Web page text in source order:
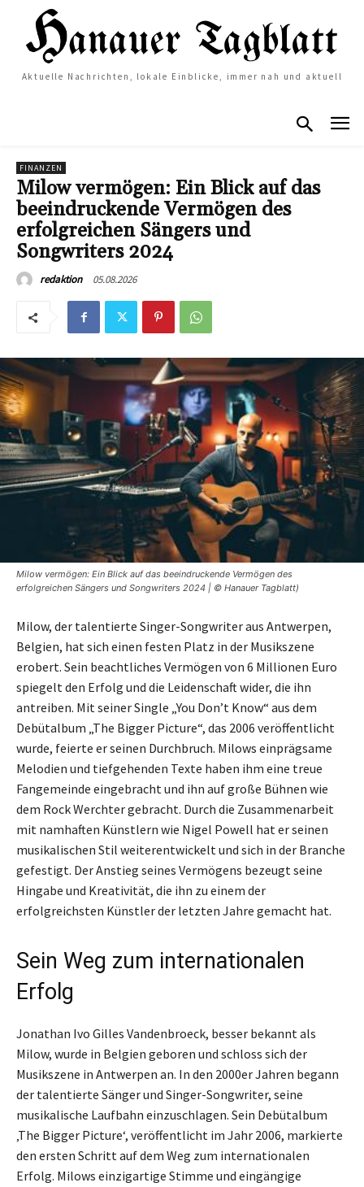
Aktuelle Nachrichten, lokale Einblicke, immer nah und aktuell
FINANZEN
Milow vermögen: Ein Blick auf das
beeindruckende Vermögen des
erfolgreichen Sängers und
Songwriters 2024
redaktion 05.08.2026
Milow vermögen: Ein Blick auf das beeindruckende Vermögen des
erfolgreichen Sängers und Songwriters 2024 | © Hanauer Tagblatt)
Milow, der talentierte Singer-Songwriter aus Antwerpen,
Belgien, hat sich einen festen Platz in der Musikszene
erobert. Sein beachtliches Vermögen von 6 Millionen Euro
spiegelt den Erfolg und die Leidenschaft wider, die ihn
antreiben. Mit seiner Single „You Don’t Know“ aus dem
Debütalbum „The Bigger Picture“, das 2006 veröffentlicht
wurde, feierte er seinen Durchbruch. Milows einprägsame
Melodien und tiefgehenden Texte haben ihm eine treue
Fangemeinde eingebracht und ihn auf große Bühnen wie
dem Rock Werchter gebracht. Durch die Zusammenarbeit
mit namhaften Künstlern wie Nigel Powell hat er seinen
musikalischen Stil weiterentwickelt und sich in der Branche
gefestigt. Der Anstieg seines Vermögens bezeugt seine
Hingabe und Kreativität, die ihn zu einem der
erfolgreichsten Künstler der letzten Jahre gemacht hat.
Sein Weg zum internationalen
Erfolg
Jonathan Ivo Gilles Vandenbroeck, besser bekannt als
Milow, wurde in Belgien geboren und schloss sich der
Musikszene in Antwerpen an. In den 2000er Jahren begann
der talentierte Sänger und Singer-Songwriter, seine
musikalische Laufbahn einzuschlagen. Sein Debütalbum
‚The Bigger Picture‘, veröffentlicht im Jahr 2006, markierte
den ersten Schritt auf dem Weg zum internationalen
Erfolg. Milows einzigartige Stimme und eingängige